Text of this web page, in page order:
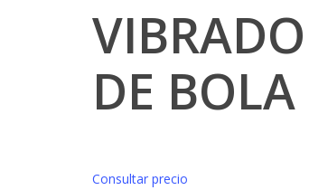
DE
Consultar precio